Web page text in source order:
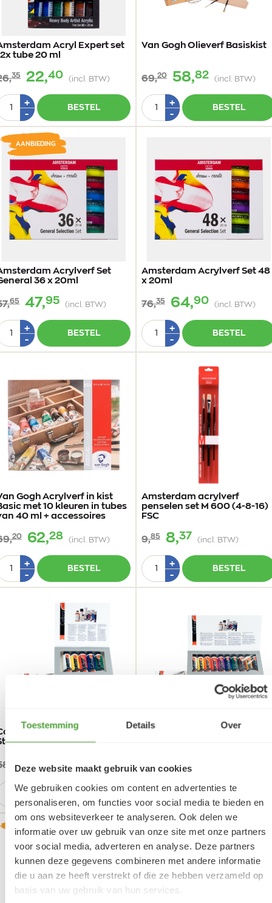
Toestemming Details Over
Deze website maakt gebruik van cookies
We gebruiken cookies om content en advertenties te
personaliseren, om functies voor social media te bieden en
om ons websiteverkeer te analyseren. Ook delen we
informatie over uw gebruik van onze site met onze partners
voor social media, adverteren en analyse. Deze partners
kunnen deze gegevens combineren met andere informatie
die u aan ze heeft verstrekt of die ze hebben verzameld op
basis van uw gebruik van hun services.
Acryl Expert set
tube 20 ml
35 22,40 (incl. BTW)
+Plus
-Min
1
BESTEL
Van Gogh Olieverf Basiskist
69,20 58,82 (incl. BTW)
Aantal
+Plus
-Min
1
BESTEL
Acrylverf Set
36 x 20ml
65 47,95 (incl. BTW)
AANBIEDING
+Plus
-Min
1
BESTEL
Amsterdam Acrylverf Set 48
x 20ml
76,35 64,90 (incl. BTW)
Aantal
+Plus
-Min
1
BESTEL
Gogh Acrylverf in kist
met 10 kleuren in tubes
40 ml + accessoires
20 62,28 (incl. BTW)
+Plus
-Min
1
BESTEL
Amsterdam acrylverf
penselen set M 600 (4-8-16)
FSC
9,85 8,37 (incl. BTW)
Aantal
+Plus
-Min
1
BESTEL
Artist Water-Olieverf
Set 5x40 ml
49, (incl. BTW)
+ Plus
1
-Min
102, 86,
Aantal+Plus
1
-Min
AANBIEDING AANBIEDING